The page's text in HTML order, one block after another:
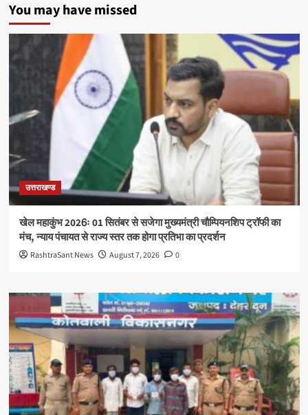
You may have missed
उत्तराखण्ड
खेल महाकुंभ 2026ः 01 सितंबर से सजेगा मुख्यमंत्री चौम्पियनशिप ट्रॉफी का
मंच, न्याय पंचायत से राज्य स्तर तक होगा प्रतिभा का प्रदर्शन
RashtraSant News August 7, 2026 0